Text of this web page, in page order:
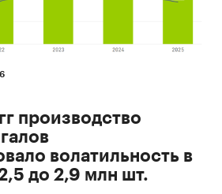
производство
волатильность в
до 2,9 млн шт.